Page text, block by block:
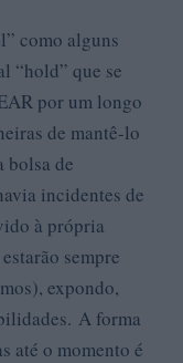
como alguns
“hold” que se
por um longo
de mantê-lo
bolsa de
incidentes de
à própria
sempre
expondo,
A forma
até o momento é